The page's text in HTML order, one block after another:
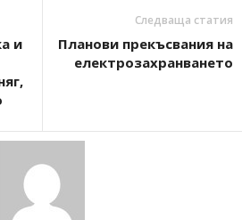
и
Следваща статия
Планови прекъсвания на
електрозахранването